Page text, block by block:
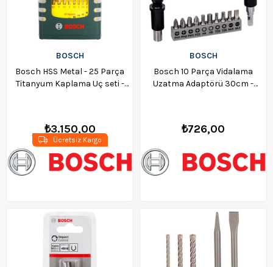
BOSCH
Bosch HSS Metal - 25 Parça
Titanyum Kaplama Uç seti -
₺3.150,00
Ücretsiz Kargo
BOSCH
Bosch 10 Parça Vidalama
Uzatma Adaptörü 30cm -
₺726,00